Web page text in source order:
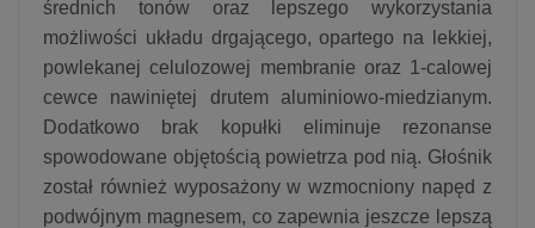
średnich tonów oraz lepszego wykorzystania
możliwości układu drgającego, opartego na lekkiej,
powlekanej celulozowej membranie oraz 1-calowej
cewce nawiniętej drutem aluminiowo-miedzianym.
Dodatkowo brak kopułki eliminuje rezonanse
spowodowane objętością powietrza pod nią. Głośnik
został również wyposażony w wzmocniony napęd z
podwójnym magnesem, co zapewnia jeszcze lepszą